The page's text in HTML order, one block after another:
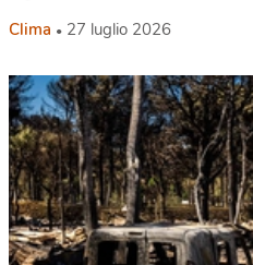
Clima 27 luglio 2026